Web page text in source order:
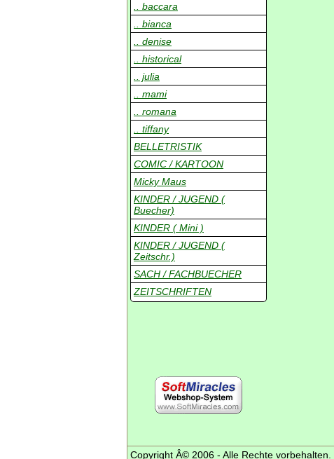
.. baccara
.. bianca
.. denise
.. historical
.. julia
.. mami
.. romana
.. tiffany
BELLETRISTIK
COMIC / KARTOON
Micky Maus
KINDER / JUGEND (
Buecher)
KINDER ( Mini )
KINDER / JUGEND (
Zeitschr.)
SACH / FACHBUECHER
ZEITSCHRIFTEN
Copyright Â© 2006 - Alle Rechte vorbehalten.